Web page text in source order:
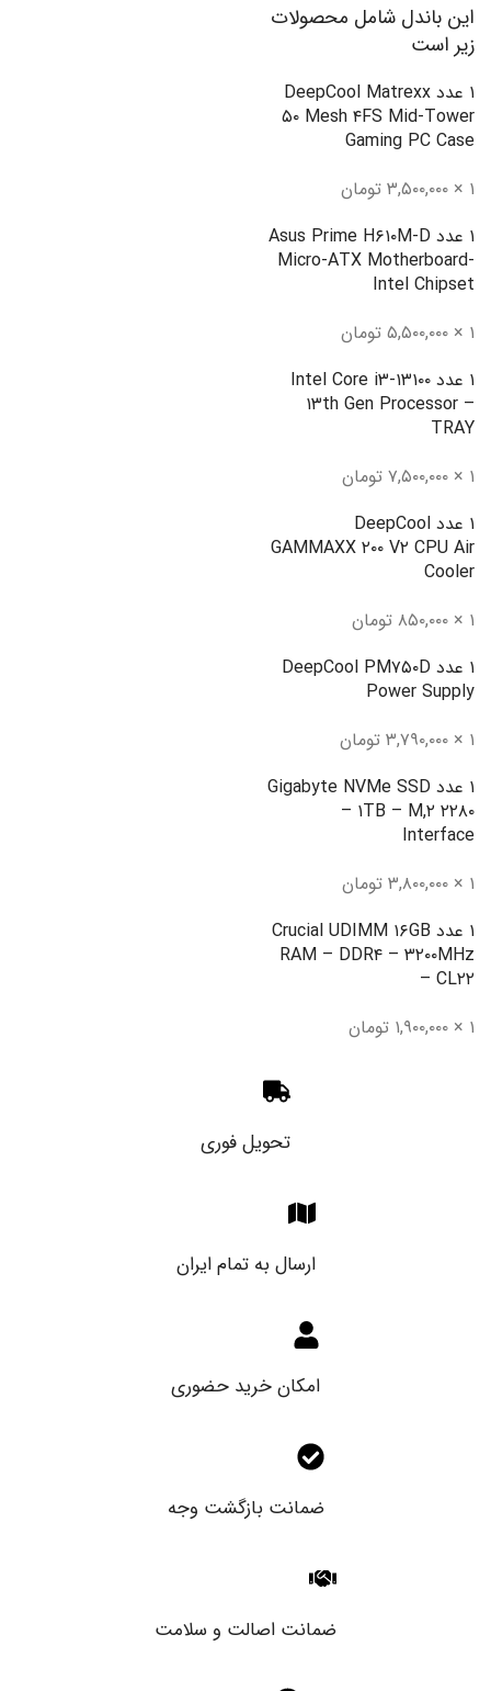
این باندل شامل محصولات
زیر است
۱ عدد DeepCool Matrexx
۵۰ Mesh ۴FS Mid-Tower
Gaming PC Case
۱ × ۳,۵۰۰,۰۰۰ تومان
۱ عدد Asus Prime H۶۱۰M-D
Micro-ATX Motherboard-
Intel Chipset
۱ × ۵,۵۰۰,۰۰۰ تومان
۱ عدد Intel Core i۳-۱۳۱۰۰
۱۳th Gen Processor –
TRAY
۱ × ۷,۵۰۰,۰۰۰ تومان
۱ عدد DeepCool
GAMMAXX ۲۰۰ V۲ CPU Air
Cooler
۱ × ۸۵۰,۰۰۰ تومان
۱ عدد DeepCool PM۷۵۰D
Power Supply
۱ × ۳,۷۹۰,۰۰۰ تومان
۱ عدد Gigabyte NVMe SSD
– ۱TB – M,۲ ۲۲۸۰
Interface
۱ × ۳,۸۰۰,۰۰۰ تومان
۱ عدد Crucial UDIMM ۱۶GB
RAM – DDR۴ – ۳۲۰۰MHz
– CL۲۲
۱ × ۱,۹۰۰,۰۰۰ تومان
تحویل فوری
ارسال به تمام ایران
امکان خرید حضوری
ضمانت بازگشت وجه
ضمانت اصالت و سلامت